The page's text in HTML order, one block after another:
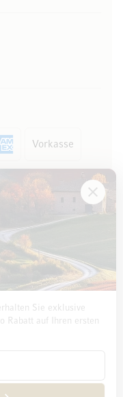
Vorkasse
Sie exklusive
Rabatt auf Ihren ersten